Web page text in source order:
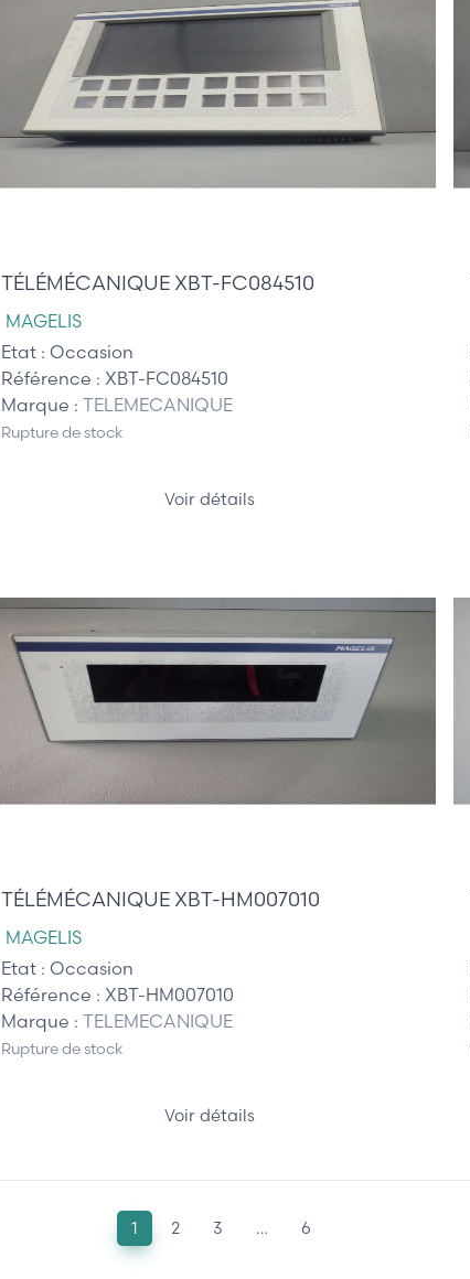
TÉLÉMÉCANIQUE XBT-FC084510
MAGELIS
Etat : Occasion
Référence : XBT-FC084510
Marque :TELEMECANIQUE
Rupture de stock
Voir détails
TÉLÉMÉCANIQUE XBT-HM007010
MAGELIS
Etat : Occasion
Référence : XBT-HM007010
Marque :TELEMECANIQUE
Rupture de stock
Voir détails
1 2 3 … 6